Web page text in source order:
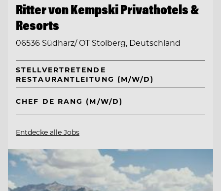
Ritter von Kempski Privathotels &
Resorts
06536 Südharz/ OT Stolberg, Deutschland
STELLVERTRETENDE
RESTAURANTLEITUNG (M/W/D)
CHEF DE RANG (M/W/D)
Entdecke alle Jobs